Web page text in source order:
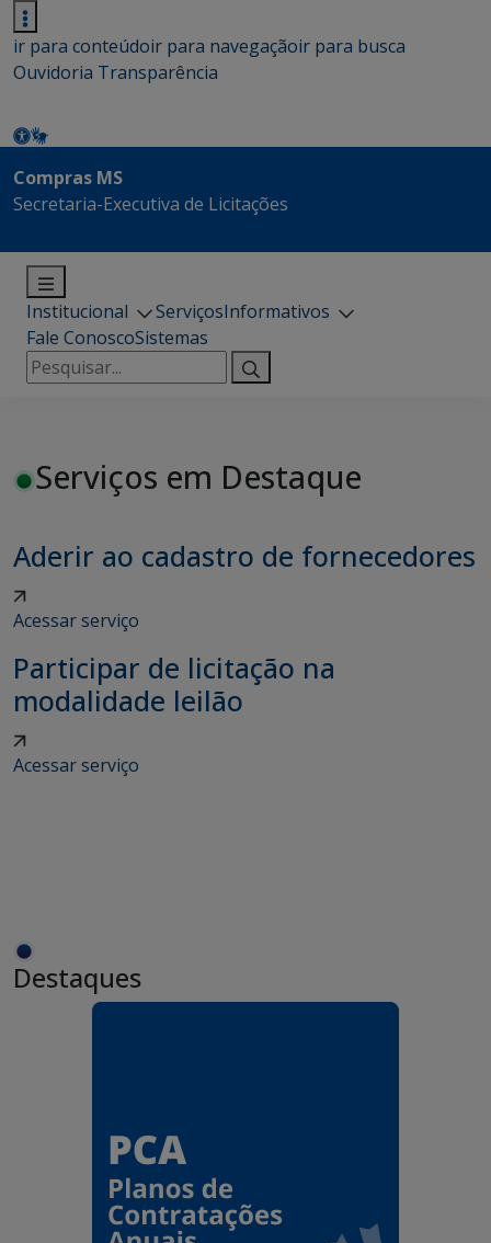
ir para conteúdoir para navegaçãoir para busca
Ouvidoria Transparência
Compras MS
Secretaria-Executiva de Licitações
Institucional ServiçosInformativos
Fale ConoscoSistemas
Pesquisar
por:
Serviços em Destaque
Aderir ao cadastro de fornecedores
Acessar serviço
Participar de licitação na
modalidade leilão
Acessar serviço
Destaques